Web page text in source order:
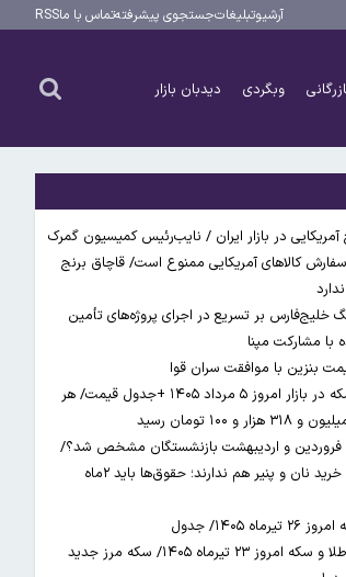
آرشیوتبلیغاتجستجوی پیشرفتهتماس با ماRSS
وبگردی دیدبان بازار
در بازار ایران / نایب‌رئیس کمیسیون گمرک
سفارش کالاهای آمریکایی ممنوع است/ قاچاق برنج
خلیج‌فارس بر تسریع در اجرای پروژه‌های تأمین
مشارکت مپنا
افزایش قیمت طلا و سکه در بازار امروز ۵ مرداد ۱۴۰۵ +جدول قیمت/ هر
فروردین و اردیبهشت بازنشستگان مشخص شد؟/
کریمی: بازنشستگان توان خرید نان و پنیر هم ندارند؛ حقوق‌ها باید ۲ماه
جدول
قیمت زمان بازگشایی طلا و سکه امروز ۲۳ تیرماه ۱۴۰۵/ سکه مرز جدید